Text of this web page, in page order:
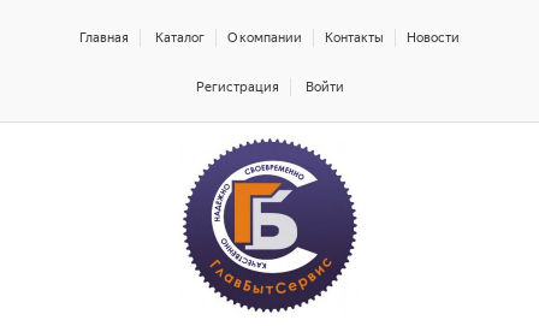
Главная Каталог О компании Контакты Новости
Регистрация Войти